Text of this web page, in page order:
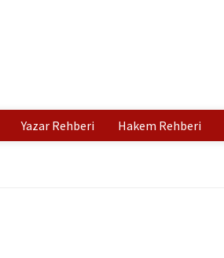
Yazar Rehberi Hakem Rehberi